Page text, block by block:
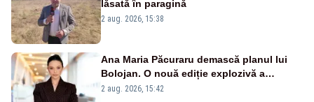
lăsată în paragină
2 aug. 2026, 15:38
Ana Maria Păcuraru demască planul lui
Bolojan. O nouă ediție explozivă a
emisiunii „Miza Zilei” la Realitatea PLUS
2 aug. 2026, 15:42